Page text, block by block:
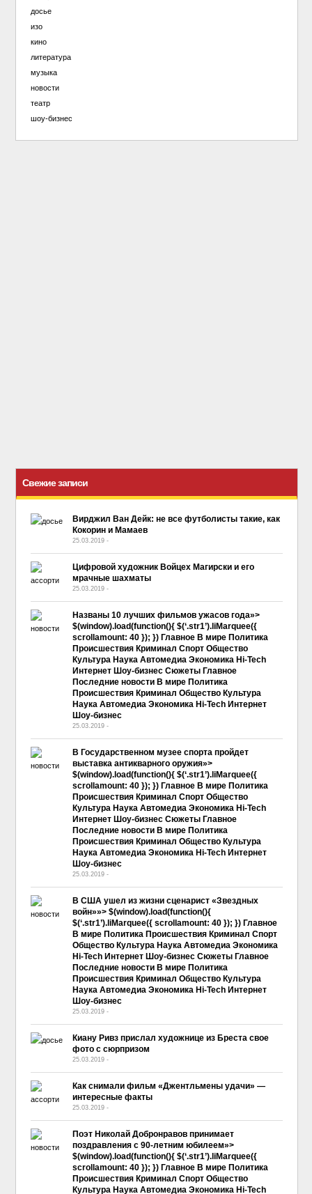
досье
изо
кино
литература
музыка
новости
театр
шоу-бизнес
Свежие записи
Вирджил Ван Дейк: не все футболисты такие, как
Кокорин и Мамаев
25.03.2019 -
Цифровой художник Войцех Магирски и его
мрачные шахматы
25.03.2019 -
Названы 10 лучших фильмов ужасов года»>
$(window).load(function(){ $(‘.str1’).liMarquee({
scrollamount: 40 }); }) Главное В мире Политика
Происшествия Криминал Спорт Общество
Культура Наука Автомедиа Экономика Hi-Tech
Интернет Шоу-бизнес Сюжеты Главное
Последние новости В мире Политика
Происшествия Криминал Общество Культура
Наука Автомедиа Экономика Hi-Tech Интернет
Шоу-бизнес
25.03.2019 -
В Государственном музее спорта пройдет
выставка антикварного оружия»>
$(window).load(function(){ $(‘.str1’).liMarquee({
scrollamount: 40 }); }) Главное В мире Политика
Происшествия Криминал Спорт Общество
Культура Наука Автомедиа Экономика Hi-Tech
Интернет Шоу-бизнес Сюжеты Главное
Последние новости В мире Политика
Происшествия Криминал Общество Культура
Наука Автомедиа Экономика Hi-Tech Интернет
Шоу-бизнес
25.03.2019 -
В США ушел из жизни сценарист «Звездных
войн»»> $(window).load(function(){
$(‘.str1’).liMarquee({ scrollamount: 40 }); }) Главное
В мире Политика Происшествия Криминал Спорт
Общество Культура Наука Автомедиа Экономика
Hi-Tech Интернет Шоу-бизнес Сюжеты Главное
Последние новости В мире Политика
Происшествия Криминал Общество Культура
Наука Автомедиа Экономика Hi-Tech Интернет
Шоу-бизнес
25.03.2019 -
Киану Ривз прислал художнице из Бреста свое
фото с сюрпризом
25.03.2019 -
Как снимали фильм «Джентльмены удачи» —
интересные факты
25.03.2019 -
Поэт Николай Добронравов принимает
поздравления с 90-летним юбилеем»>
$(window).load(function(){ $(‘.str1’).liMarquee({
scrollamount: 40 }); }) Главное В мире Политика
Происшествия Криминал Спорт Общество
Культура Наука Автомедиа Экономика Hi-Tech